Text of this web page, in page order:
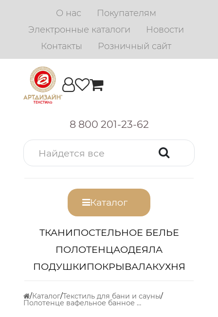
О нас
Покупателям
Электронные каталоги
Новости
Контакты
Розничный сайт
8 800 201-23-62
Каталог
ТКАНИПОСТЕЛЬНОЕ БЕЛЬЕ
ПОЛОТЕНЦАОДЕЯЛА
ПОДУШКИПОКРЫВАЛАКУХНЯ
Каталог Текстиль для бани и сауны
Полотенце вафельное банное Серебристое